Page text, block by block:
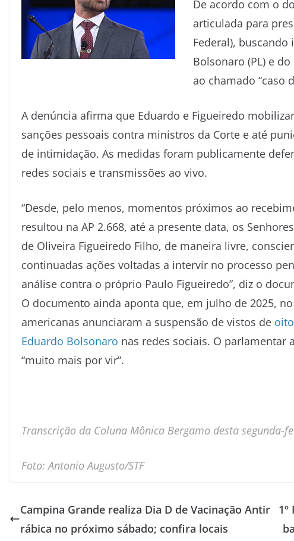
De acordo com o
articulada para
Federal),
Bolsonaro (PL) e
ao chamado “caso
A denúncia afirma que Eduardo e Figueiredo
sanções pessoais contra ministros da Corte e até
de intimidação. As medidas foram publicamente
redes sociais e transmissões ao vivo.
“Desde, pelo menos, momentos próximos ao
resultou na AP 2.668, até a presente data, os
de Oliveira Figueiredo Filho, de maneira livre,
continuadas ações voltadas a intervir no processo
análise contra o próprio Paulo Figueiredo”, diz o
O documento ainda aponta que, em julho de 2025,
americanas anunciaram a suspensão de vistos de
Eduardo Bolsonaro nas redes sociais. O parlamentar
“muito mais por vir”.
Transcrição da Coluna Mônica Bergamo desta segunda-
Foto: Antonio Augusto/STF
Campina Grande realiza Dia D de Vacinação Antir
rábica no próximo sábado; confira locais